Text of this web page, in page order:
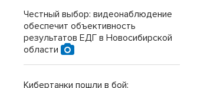
Честный выбор: видеонаблюдение
обеспечит объективность
результатов ЕДГ в Новосибирской
области
Кибертанки пошли в бой: